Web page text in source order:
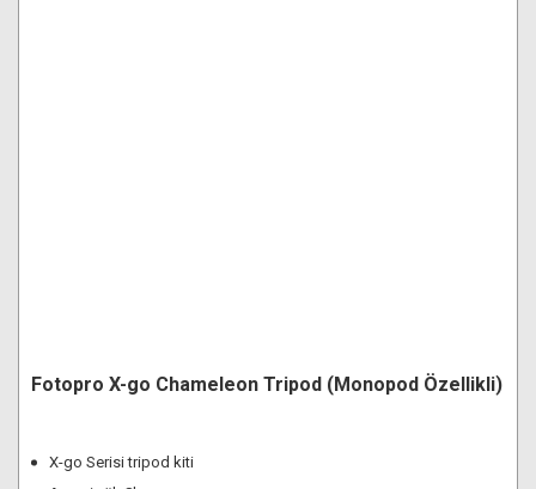
Fotopro X-go Chameleon Tripod (Monopod Özellikli)
X-go Serisi tripod kiti